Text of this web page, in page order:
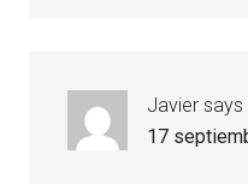
Javier says
17